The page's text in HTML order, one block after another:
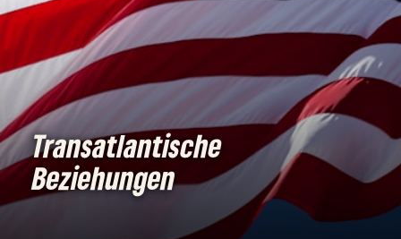
Transatlantische
Beziehungen